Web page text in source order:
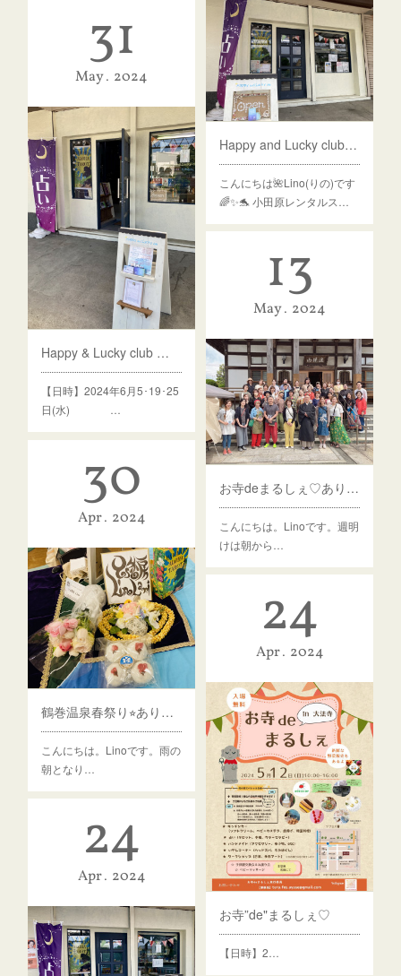
Happy and Lucky club滞在日&イベント定期開催のお知らせ
こんにちは🌺Lino(りの)です
🌈✨🐬 小田原レンタルス…
31
May 2024
Happy & Lucky club セッションDay⭐︎6月
【日時】2024年6月5･19･25
日(水) …
13
May 2024
お寺deまるしぇ♡ありがとうございました♪
こんにちは。Linoです。週明
けは朝から…
30
Apr 2024
鶴巻温泉春祭り⭐︎ありがとうございました。
こんにちは。Linoです。雨の
朝となり…
24
Apr 2024
お寺”de"まるしぇ♡
【日時】2…
24
Apr 2024